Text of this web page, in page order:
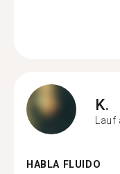
K.
Lauf
HABLA FLUIDO